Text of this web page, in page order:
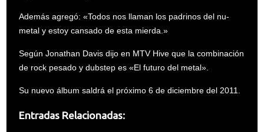
Además agregó: «Todos nos llaman los padrinos del nu-
metal y estoy cansado de esta mierda.»
Según Jonathan Davis dijo en MTV Hive que la combinación
de rock pesado y dubstep es «El futuro del metal».
Su nuevo álbum saldrá el próximo 6 de diciembre del 2011.
Entradas Relacionadas: